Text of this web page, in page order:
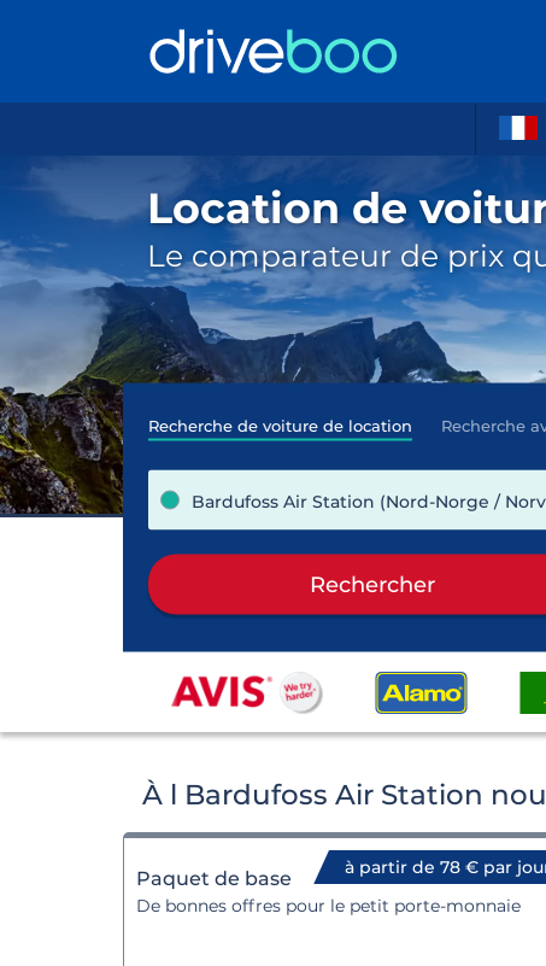
Location de
Le comparateur de prix
Recherche de voiture de location Recherche
Bardufoss Air Station (Nord-Norge /
Rechercher
À l Bardufoss Air Station
à partir de 78 € par
Paquet de base
De bonnes offres pour le petit porte-monnaie